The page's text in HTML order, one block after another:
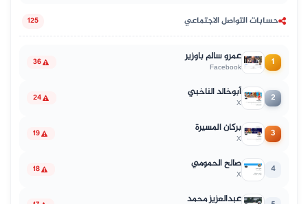
حسابات التواصل الاجتماعي 125
1 عمرو سالم باوزير
Facebook
36
2 أبوخالد الناخبي
X
24
3 بركان المسيرة
X
19
4 صالح الحمومي
X
18
عبدالعزيز محمد